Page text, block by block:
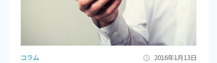
コラム 2016年1月13日